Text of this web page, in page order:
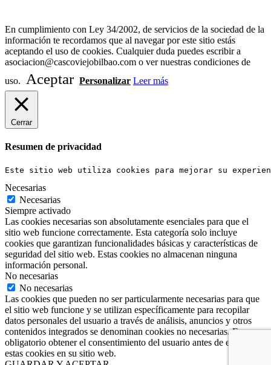
En cumplimiento con Ley 34/2002, de servicios de la sociedad de la
información te recordamos que al navegar por este sitio estás
aceptando el uso de cookies. Cualquier duda puedes escribir a
asociacion@cascoviejobilbao.com o ver nuestras condiciones de
uso.
Aceptar Personalizar Leer más
Cerrar
Resumen de privacidad
Este sitio web utiliza cookies para mejorar su
Necesarias
Necesarias
Siempre activado
Las cookies necesarias son absolutamente esenciales para que el
sitio web funcione correctamente. Esta categoría solo incluye
cookies que garantizan funcionalidades básicas y características de
seguridad del sitio web. Estas cookies no almacenan ninguna
información personal.
No necesarias
No necesarias
Las cookies que pueden no ser particularmente necesarias para que
el sitio web funcione y se utilizan específicamente para recopilar
datos personales del usuario a través de análisis, anuncios y otros
contenidos integrados se denominan cookies no necesarias. Es
obligatorio obtener el consentimiento del usuario antes de ejecutar
estas cookies en su sitio web.